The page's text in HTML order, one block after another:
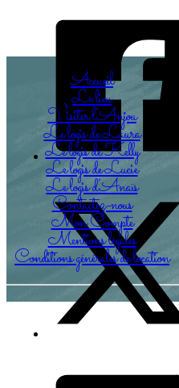
Accueil
Le lieu
Visiter l’Anjou
Le logis de Laura
Le logis de Kelly
Le logis de Lucie
Le logis d’Anaïs
Contactez-nous
Mon Compte
Mentions légales
Conditions générales de location